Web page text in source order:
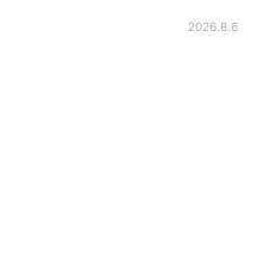
2026.8.6